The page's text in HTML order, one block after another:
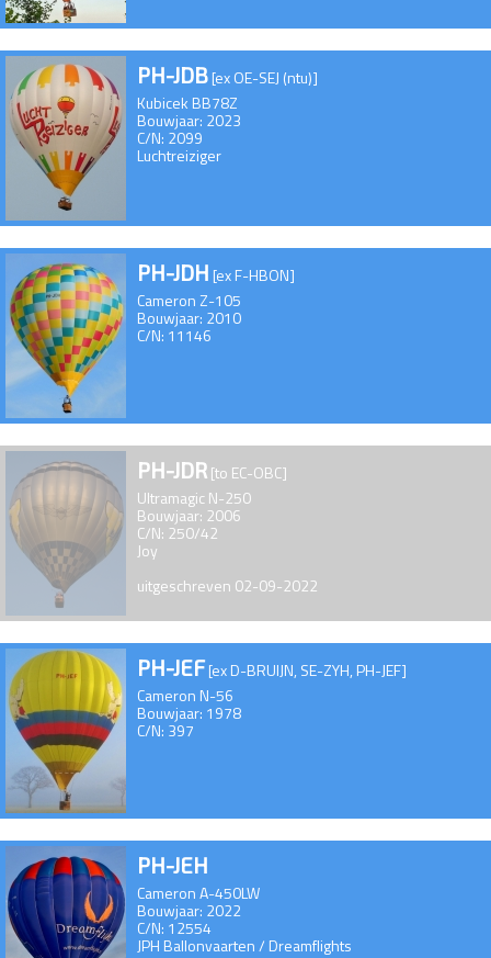
PH-JDB[ex OE-SEJ (ntu)]
Kubicek BB78Z
Bouwjaar: 2023
C/N: 2099
Luchtreiziger
PH-JDH [ex F-HBON]
Cameron Z-105
Bouwjaar: 2010
C/N: 11146
PH-JDR[to EC-OBC]
Ultramagic N-250
Bouwjaar: 2006
C/N: 250/42
Joy
uitgeschreven 02-09-2022
PH-JEF[ex D-BRUIJN, SE-ZYH, PH-JEF]
Cameron N-56
Bouwjaar: 1978
C/N: 397
PH-JEH
Cameron A-450LW
Bouwjaar: 2022
C/N: 12554
JPH Ballonvaarten / Dreamflights